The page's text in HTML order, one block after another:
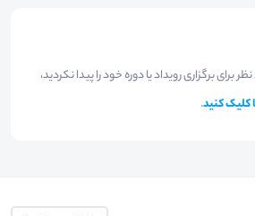
برگزاری رویداد یا دوره خود را پیدا نکردید،
کلیک کنید.